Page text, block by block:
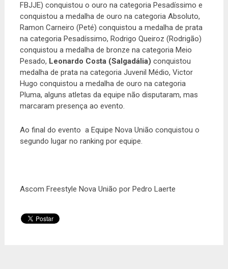
FBJJE) conquistou o ouro na categoria Pesadíssimo e
conquistou a medalha de ouro na categoria Absoluto,
Ramon Carneiro (Peté) conquistou a medalha de prata
na categoria Pesadíssimo, Rodrigo Queiroz (Rodrigão)
conquistou a medalha de bronze na categoria Meio
Pesado, Leonardo Costa (Salgadália) conquistou
medalha de prata na categoria Juvenil Médio, Victor
Hugo conquistou a medalha de ouro na categoria
Pluma, alguns atletas da equipe não disputaram, mas
marcaram presença ao evento.
Ao final do evento a Equipe Nova União conquistou o
segundo lugar no ranking por equipe.
Ascom Freestyle Nova União por Pedro Laerte